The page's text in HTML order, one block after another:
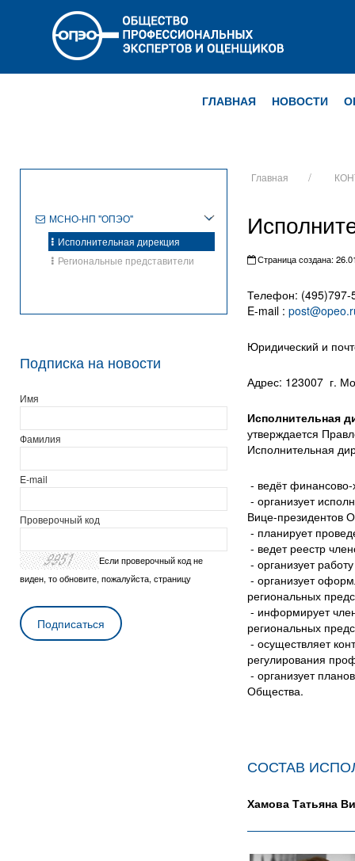
ГЛАВНАЯ НОВОСТИ
Главная
Страница создана:
Телефон: (495)797-
E-mail :
Юридический и
Адрес: 123007 г.
Исполнительная
утверждается
Исполнительная
- ведёт
- организует
Вице-президентов
- планирует
- ведет реестр
- организует
- организует
региональных
- информирует
региональных
- осуществляет
регулирования
- организует
Общества.
СОСТАВ
Хамова Татьяна
МСНО-НП "ОПЭО"
Исполнительная дирекция
Региональные представители
Подписка на новости
Имя
Фамилия
E-mail
Проверочный код
Если проверочный код не
виден, то обновите, пожалуйста, страницу